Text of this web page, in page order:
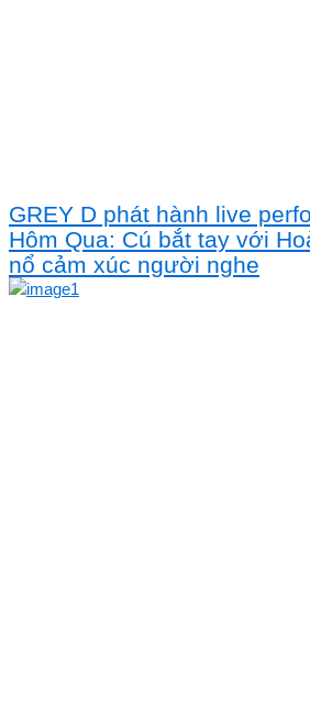
GREY D phát hành live
Hôm Qua: Cú bắt tay với
nổ cảm xúc người nghe